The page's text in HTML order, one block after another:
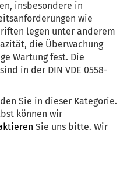
insbesondere in
wie
legen unter anderem
die Überwachung
Wartung fest. Die
in der DIN VDE 0558-
Sie in dieser Kategorie.
können wir
Sie uns bitte. Wir